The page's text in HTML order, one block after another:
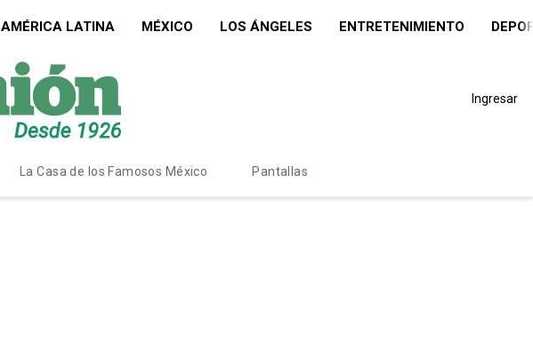
AMÉRICA LATINA MÉXICO LOS ÁNGELES ENTRETENIMIENTO
Ingresar
La Casa de los Famosos México Pantallas